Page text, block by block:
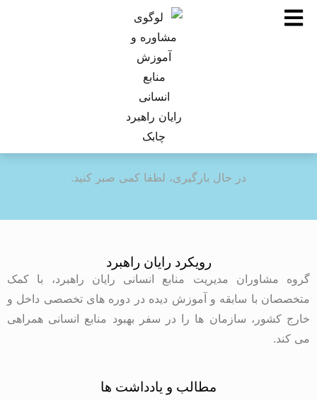
در حال بارگیری، لطفا کمی صبر کنید.
رویکرد رایان راهبرد
گروه مشاوران مدیریت منابع انسانی رایان راهبرد، با کمک
متخصصان با سابقه و آموزش دیده در دوره های تخصصی داخل و
خارج کشور، سازمان ها را در سفر بهبود منابع انسانی همراهی
می کند.
مطالب و یادداشت ها